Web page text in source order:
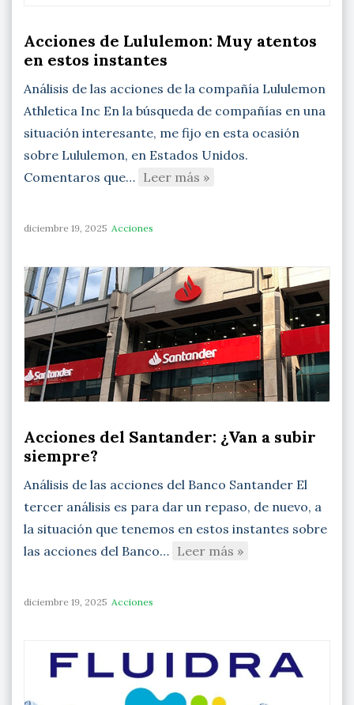
Acciones de Lululemon: Muy atentos
en estos instantes
Análisis de las acciones de la compañía Lululemon
Athletica Inc En la búsqueda de compañías en una
situación interesante, me fijo en esta ocasión
sobre Lululemon, en Estados Unidos.
Comentaros que… Leer más »
diciembre 19, 2025 Acciones
Acciones del Santander: ¿Van a subir
siempre?
Análisis de las acciones del Banco Santander El
tercer análisis es para dar un repaso, de nuevo, a
la situación que tenemos en estos instantes sobre
las acciones del Banco… Leer más »
diciembre 19, 2025 Acciones